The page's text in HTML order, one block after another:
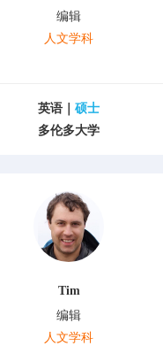
编辑
人文学科
英语｜ 硕士
多伦多大学
Tim
编辑
人文学科